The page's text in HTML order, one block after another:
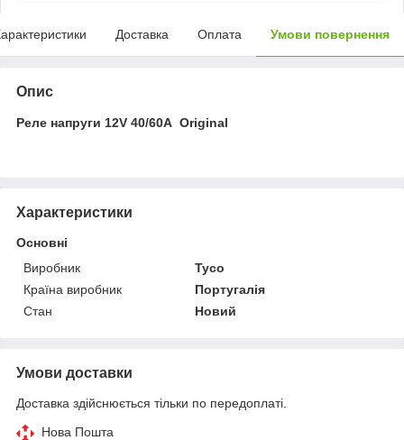
Доставка Оплата Умови повернення
Опис
Реле напруги 12V 40/60A Original
Характеристики
Основні
Виробник
Tyco
Країна виробник
Португалія
Стан
Новий
Умови доставки
Доставка здійснюється тільки по передоплаті.
Нова Пошта